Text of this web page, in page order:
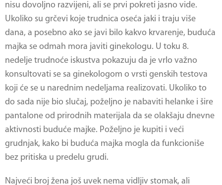
nisu dovoljno razvijeni, ali se prvi pokreti jasno vide.
Ukoliko su grčevi koje trudnica oseća jaki i traju više
dana, a posebno ako se javi bilo kakvo krvarenje, buduća
majka se odmah mora javiti ginekologu. U toku 8.
nedelje trudnoće iskustva pokazuju da je vrlo važno
konsultovati se sa ginekologom o vrsti genskih testova
koji će se u narednim nedeljama realizovati. Ukoliko to
do sada nije bio slučaj, poželjno je nabaviti helanke i šire
pantalone od prirodnih materijala da se olakšaju dnevne
aktivnosti buduće majke. Poželjno je kupiti i veći
grudnjak, kako bi buduća majka mogla da funkcioniše
bez pritiska u predelu grudi.
Najveći broj žena još uvek nema vidljiv stomak, ali